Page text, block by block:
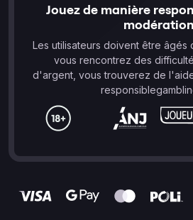
Jouez de manière
modération
Les utilisateurs doivent être âgés
vous rencontrez des
d'argent, vous trouverez de